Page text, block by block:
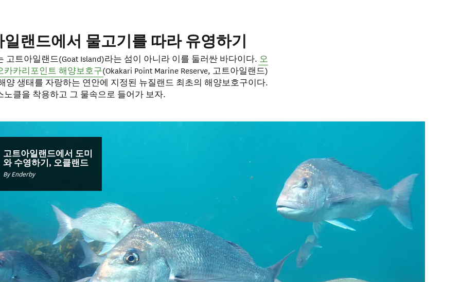
랜드에서 물고기를 따라 유영하기
고트아일랜드(Goat Island)라는 섬이 아니라 이를 둘러싼 바다이다. 오
카카리포인트 해양보호구(Okakari Point Marine Reserve, 고트아일랜드)
양 생태를 자랑하는 연안에 지정된 뉴질랜드 최초의 해양보호구이다.
노클을 착용하고 그 물속으로 들어가 보자.
고트아일랜드에서 도미
와 수영하기, 오클랜드
By Enderby